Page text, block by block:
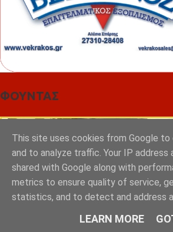
ΦΟΥΝΤΑΣ
This site uses cookies from Google
and to analyze traffic. Your IP address
shared with Google along with
metrics to ensure quality of service,
statistics, and to detect and address
LEARN MORE